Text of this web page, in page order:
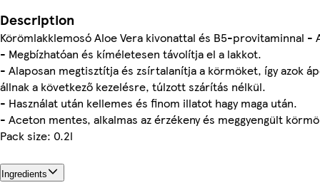
Description
Körömlakklemosó Aloe Vera kivonattal és B5-provitaminnal -
- Megbízhatóan és kíméletesen távolítja el a lakkot.
- Alaposan megtisztítja és zsírtalanítja a körmöket, így azok
állnak a következő kezelésre, túlzott szárítás nélkül.
- Használat után kellemes és finom illatot hagy maga után.
- Aceton mentes, alkalmas az érzékeny és meggyengült
Pack size: 0.2l
Ingredients